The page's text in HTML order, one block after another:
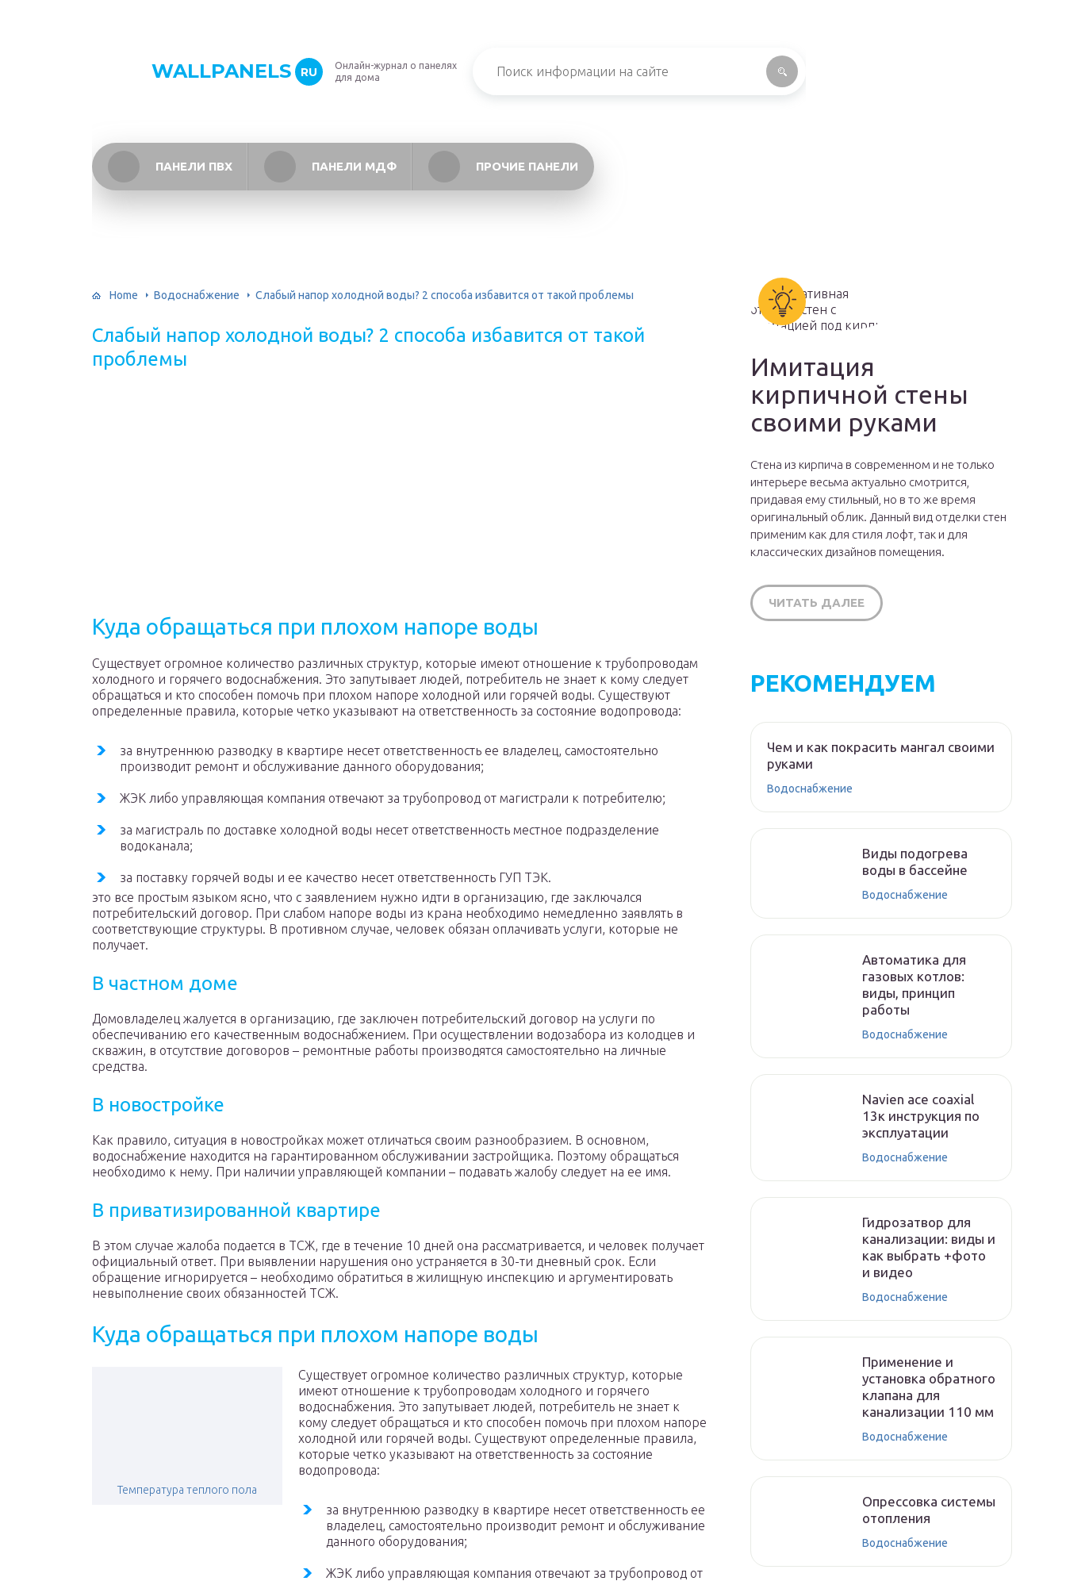
WALLPANELS RU
Онлайн-журнал о панелях
для дома
ПАНЕЛИ ПВХ ПАНЕЛИ МДФ ПРОЧИЕ ПАНЕЛИ
Home Водоснабжение Слабый напор холодной воды? 2 способа избавится от такой проблемы
Слабый напор холодной воды? 2 способа избавится от такой
проблемы
Куда обращаться при плохом напоре воды
Существует огромное количество различных структур, которые имеют отношение к трубопроводам
холодного и горячего водоснабжения. Это запутывает людей, потребитель не знает к кому следует
обращаться и кто способен помочь при плохом напоре холодной или горячей воды. Существуют
определенные правила, которые четко указывают на ответственность за состояние водопровода:
за внутреннюю разводку в квартире несет ответственность ее владелец, самостоятельно
производит ремонт и обслуживание данного оборудования;
ЖЭК либо управляющая компания отвечают за трубопровод от магистрали к потребителю;
за магистраль по доставке холодной воды несет ответственность местное подразделение
водоканала;
за поставку горячей воды и ее качество несет ответственность ГУП ТЭК.
это все простым языком ясно, что с заявлением нужно идти в организацию, где заключался
потребительский договор. При слабом напоре воды из крана необходимо немедленно заявлять в
соответствующие структуры. В противном случае, человек обязан оплачивать услуги, которые не
получает.
В частном доме
Домовладелец жалуется в организацию, где заключен потребительский договор на услуги по
обеспечиванию его качественным водоснабжением. При осуществлении водозабора из колодцев и
скважин, в отсутствие договоров – ремонтные работы производятся самостоятельно на личные
средства.
В новостройке
Как правило, ситуация в новостройках может отличаться своим разнообразием. В основном,
водоснабжение находится на гарантированном обслуживании застройщика. Поэтому обращаться
необходимо к нему. При наличии управляющей компании – подавать жалобу следует на ее имя.
В приватизированной квартире
В этом случае жалоба подается в ТСЖ, где в течение 10 дней она рассматривается, и человек получает
официальный ответ. При выявлении нарушения оно устраняется в 30-ти дневный срок. Если
обращение игнорируется – необходимо обратиться в жилищную инспекцию и аргументировать
невыполнение своих обязанностей ТСЖ.
Куда обращаться при плохом напоре воды
Температура теплого пола
Существует огромное количество различных структур, которые
имеют отношение к трубопроводам холодного и горячего
водоснабжения. Это запутывает людей, потребитель не знает к
кому следует обращаться и кто способен помочь при плохом напоре
холодной или горячей воды. Существуют определенные правила,
которые четко указывают на ответственность за состояние
водопровода:
за внутреннюю разводку в квартире несет ответственность ее
владелец, самостоятельно производит ремонт и обслуживание
данного оборудования;
ЖЭК либо управляющая компания отвечают за трубопровод от
Имитация
кирпичной стены
своими руками
Стена из кирпича в современном и не только
интерьере весьма актуально смотрится,
придавая ему стильный, но в то же время
оригинальный облик. Данный вид отделки стен
применим как для стиля лофт, так и для
классических дизайнов помещения.
ЧИТАТЬ ДАЛЕЕ
РЕКОМЕНДУЕМ
Чем и как покрасить мангал своими
руками
Водоснабжение
Виды подогрева
воды в бассейне
Водоснабжение
Автоматика для
газовых котлов:
виды, принцип
работы
Водоснабжение
Navien ace coaxial
13к инструкция по
эксплуатации
Водоснабжение
Гидрозатвор для
канализации: виды и
как выбрать +фото
и видео
Водоснабжение
Применение и
установка обратного
клапана для
канализации 110 мм
Водоснабжение
Опрессовка системы
отопления
Водоснабжение